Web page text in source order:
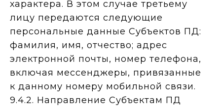
характера. В этом случае третьему
лицу передаются следующие
персональные данные Субъектов ПД:
фамилия, имя, отчество; адрес
электронной почты, номер телефона,
включая мессенджеры, привязанные
к данному номеру мобильной связи.
9.4.2. Направление Субъектам ПД